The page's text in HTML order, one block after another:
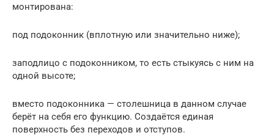
монтирована:
под подоконник (вплотную или значительно ниже);
заподлицо с подоконником, то есть стыкуясь с ним на
одной высоте;
вместо подоконника — столешница в данном случае
берёт на себя его функцию. Создаётся единая
поверхность без переходов и отступов.